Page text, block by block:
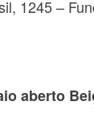
1245 –
aberto